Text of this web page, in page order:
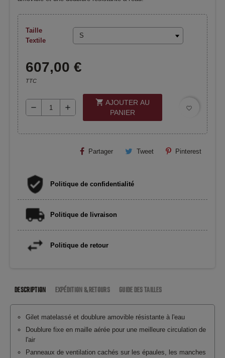
Taille
Textile
607,00 €
TTC
remove add
shopping_cart AJOUTER AU
PANIER
favorite_border
Partager Tweet Pinterest
Politique de confidentialité
Politique de livraison
Politique de retour
DESCRIPTION EXPÉDITION & RETOURS GUIDE DES TAILLES
Gilet matelassé et doublure amovible résistante à l'eau
Doublure fixe en maille aérée pour une meilleure circulation de
l'air
Panneaux de ventilation cachés sur les épaules, les manches